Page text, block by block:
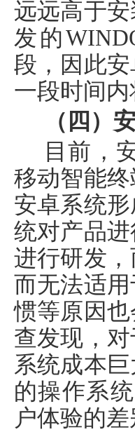
远远高于
发的
段，因此
一段时间
（四）
目前，
移动智能
安卓系统
统对产品
进行研发
而无法适
惯等原因
查发现，
系统成本
的操作系
户体验的